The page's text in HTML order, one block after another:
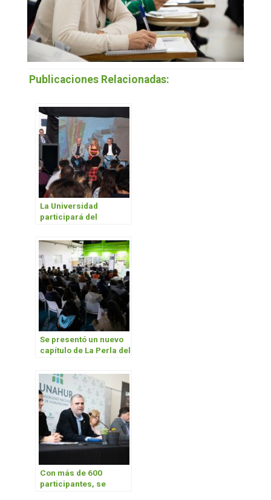
Publicaciones Relacionadas:
La Universidad
participará del
producción de
bioinsumos PROBIAAR
Se presentó un nuevo
capítulo de La Perla del
Con más de 600
participantes, se